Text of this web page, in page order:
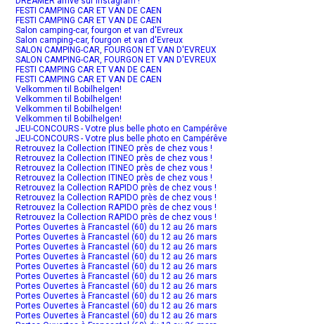
FESTI CAMPING CAR ET VAN DE CAEN
FESTI CAMPING CAR ET VAN DE CAEN
Salon camping-car, fourgon et van d'Evreux
Salon camping-car, fourgon et van d'Evreux
SALON CAMPING-CAR, FOURGON ET VAN D'EVREUX
SALON CAMPING-CAR, FOURGON ET VAN D'EVREUX
FESTI CAMPING CAR ET VAN DE CAEN
FESTI CAMPING CAR ET VAN DE CAEN
Velkommen til Bobilhelgen!
Velkommen til Bobilhelgen!
Velkommen til Bobilhelgen!
Velkommen til Bobilhelgen!
JEU-CONCOURS - Votre plus belle photo en Campérêve
JEU-CONCOURS - Votre plus belle photo en Campérêve
Retrouvez la Collection ITINEO près de chez vous !
Retrouvez la Collection ITINEO près de chez vous !
Retrouvez la Collection ITINEO près de chez vous !
Retrouvez la Collection ITINEO près de chez vous !
Retrouvez la Collection RAPIDO près de chez vous !
Retrouvez la Collection RAPIDO près de chez vous !
Retrouvez la Collection RAPIDO près de chez vous !
Retrouvez la Collection RAPIDO près de chez vous !
Portes Ouvertes à Francastel (60) du 12 au 26 mars
Portes Ouvertes à Francastel (60) du 12 au 26 mars
Portes Ouvertes à Francastel (60) du 12 au 26 mars
Portes Ouvertes à Francastel (60) du 12 au 26 mars
Portes Ouvertes à Francastel (60) du 12 au 26 mars
Portes Ouvertes à Francastel (60) du 12 au 26 mars
Portes Ouvertes à Francastel (60) du 12 au 26 mars
Portes Ouvertes à Francastel (60) du 12 au 26 mars
Portes Ouvertes à Francastel (60) du 12 au 26 mars
Portes Ouvertes à Francastel (60) du 12 au 26 mars